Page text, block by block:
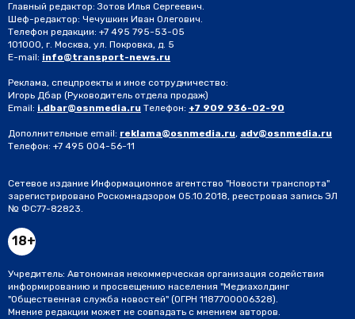
Главный редактор: Зотов Илья Сергеевич.
Шеф-редактор: Чечушкин Иван Олегович.
Телефон редакции: +7 495 795-53-05
101000, г. Москва, ул. Покровка, д. 5
E-mail: info@transport-news.ru
Реклама, спецпроекты и иное сотрудничество:
Игорь Дбар (Руководитель отдела продаж)
Email: i.dbar@osnmedia.ru Телефон: +7 909 936-02-90
Дополнительные email: reklama@osnmedia.ru, adv@osnmedia.ru
Телефон: +7 495 004-56-11
Сетевое издание Информационное агентство "Новости транспорта"
зарегистрировано Роскомнадзором 05.10.2018, реестровая запись ЭЛ
№ ФС77-82823.
18+
Учредитель: Автономная некоммерческая организация содействия
информированию и просвещению населения "Медиахолдинг
"Общественная служба новостей" (ОГРН 1187700006328).
Мнение редакции может не совпадать с мнением авторов.